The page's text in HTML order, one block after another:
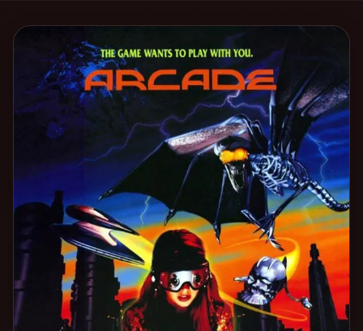
Resultados
catálogo